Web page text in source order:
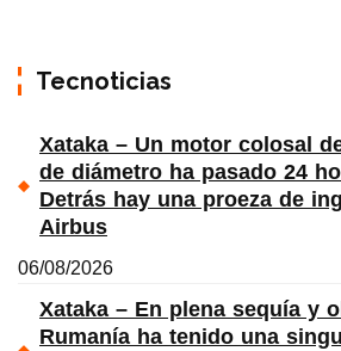
Tecnoticias
Xataka – Un motor colosal
de diámetro ha pasado 24
Detrás hay una proeza de
Airbus
06/08/2026
Xataka – En plena sequía y
Rumanía ha tenido una